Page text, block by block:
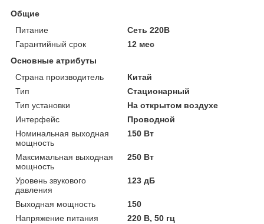
Общие
Питание
Сеть 220В
Гарантийный срок
12 мес
Основные атрибуты
Страна производитель
Китай
Тип
Стационарный
Тип установки
На открытом воздухе
Интерфейс
Проводной
Номинальная выходная
мощность
150 Вт
Максимальная выходная
мощность
250 Вт
Уровень звукового
давления
123 дБ
Выходная мощность
150
Напряжение питания
220 В, 50 гц